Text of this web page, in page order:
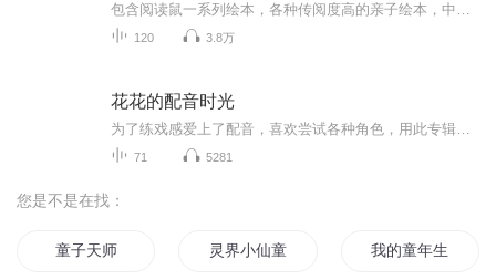
120 3.8万
花花的配音时光
71 5281
您是不是在找：
童子天师 灵界小仙童 我的童年生活